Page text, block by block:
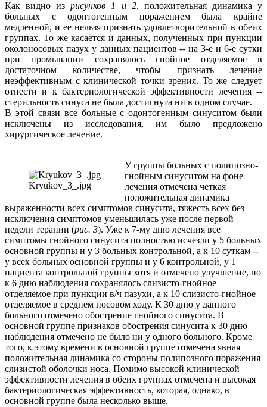
Как видно изрисунков 1 и 2, положительная динамика у
больных с одонтогенным поражением была крайне
медленной, и ее нельзя признать удовлетворительной в обеих
группах. То же касается и данных, полученных при пункции
околоносовых пазух у данных пациентов -- на 3-е и 6-е сутки
при промывании сохранялось гнойное отделяемое в
достаточном количестве, чтобы признать лечение
неэффективным с клинической точки зрения. То же следует
отнести и к бактериологической эффективности лечения --
стерильность синуса не была достигнута ни в одном случае.
В этой связи все больные с одонтогенным синуситом были
исключены из исследования, им было предложено
хирургическое лечение.
Kryukov_3_.jpg
У группы больных с полипозно-
гнойным синуситом на фоне
лечения отмечена четкая
положительная динамика
выраженности всех симптомов синусита, тяжесть всех без
исключения симптомов уменьшилась уже после первой
недели терапии (рис. 3). Уже к 7-му дню лечения все
симптомы гнойного синусита полностью исчезли у 5 больных
основной группы и у 3 больных контрольной, а к 10 суткам --
у всех больных основной группы и у 6 контрольной, у 1
пациента контрольной группы хотя и отмечено улучшение, но
к 6 дню наблюдения сохранялось слизисто-гнойное
отделяемое при пункции в/ч пазухи, а к 10 слизисто-гнойное
отделяемое в среднем носовом ходу. К 30 дню у данного
больного отмечено обострение гнойного синусита. В
основной группе признаков обострения синусита к 30 дню
наблюдения отмечено не было ни у одного больного. Кроме
того, к этому времени в основной группе отмечена явная
положительная динамика со стороны полипозного поражения
слизистой оболочки носа. Помимо высокой клинической
эффективности лечения в обеих группах отмечена и высокая
бактериологическая эффективность, которая, однако, в
основной группе была несколько выше.